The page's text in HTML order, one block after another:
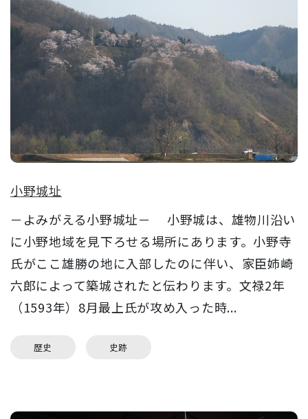
小野城址
－よみがえる小野城址－ 小野城は、雄物川沿い
に小野地域を見下ろせる場所にあります。小野寺
氏がここ雄勝の地に入部したのに伴い、家臣姉崎
六郎によって築城されたと伝わります。文禄2年
（1593年）8月最上氏が攻め入った時...
歴史 史跡